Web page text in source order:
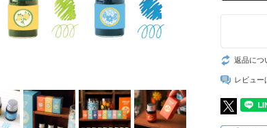
返品につ
レビュー